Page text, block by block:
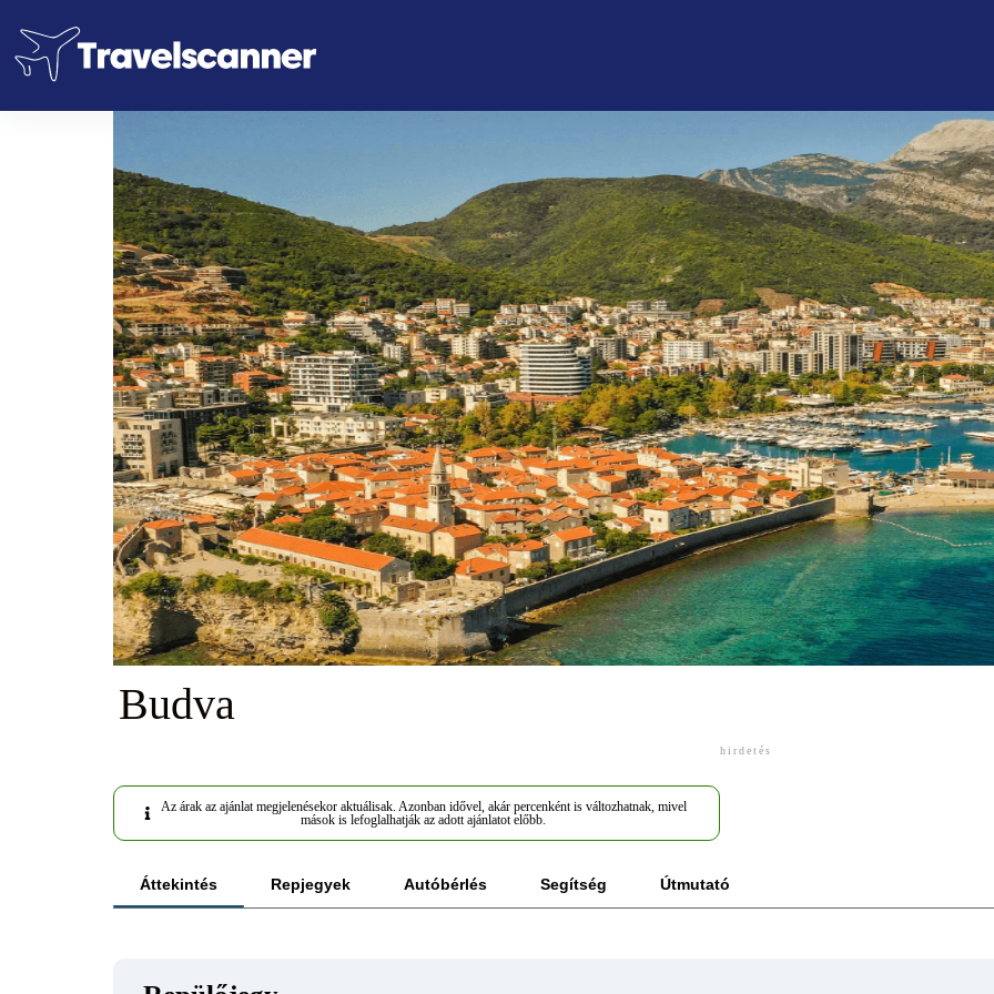
Budva
hirdetés
Az árak az ajánlat megjelenésekor aktuálisak. Azonban idővel, akár percenként is változhatnak, mivel
mások is lefoglalhatják az adott ajánlatot előbb.
Áttekintés Repjegyek Autóbérlés Segítség Útmutató